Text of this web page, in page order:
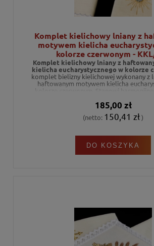
Komplet kielichowy lniany z
motywem kielicha
kolorze czerwonym -
Komplet kielichowy lniany z
kielicha eucharystycznego w kolorze
komplet bielizny kielichowej wykonany z
haftowanym motywem kielicha
kolorze czerwonym. Stanowi harmonijne
185,00 zł
(netto: 150,41 zł)
DO KOSZYKA